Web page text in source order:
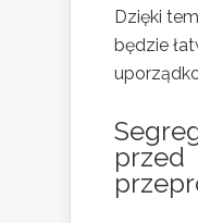
Dzięki
będzie
przed